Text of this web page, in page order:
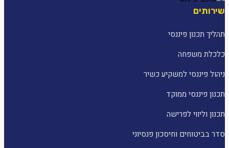
שירותים
תהליך תכנון פיננסי
כלכלת משפחה
ניהול פיננסי למשקיע כשיר
תכנון פיננסי ממוקד
תכנון וליווי לפרישה
סדר בביטוחים וחיסכון פנסיוני